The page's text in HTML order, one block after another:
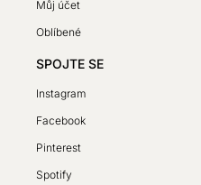
Můj účet
Oblíbené
SPOJTE SE
Instagram
Facebook
Pinterest
Spotify